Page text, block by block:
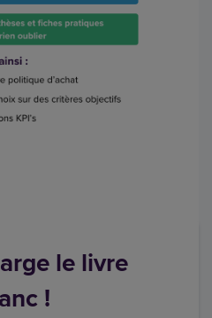
le livre
!